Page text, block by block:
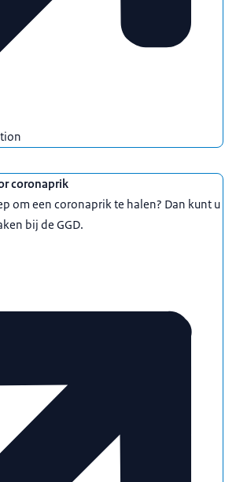
coronaprik
om een coronaprik te halen? Dan kunt u
bij de GGD.